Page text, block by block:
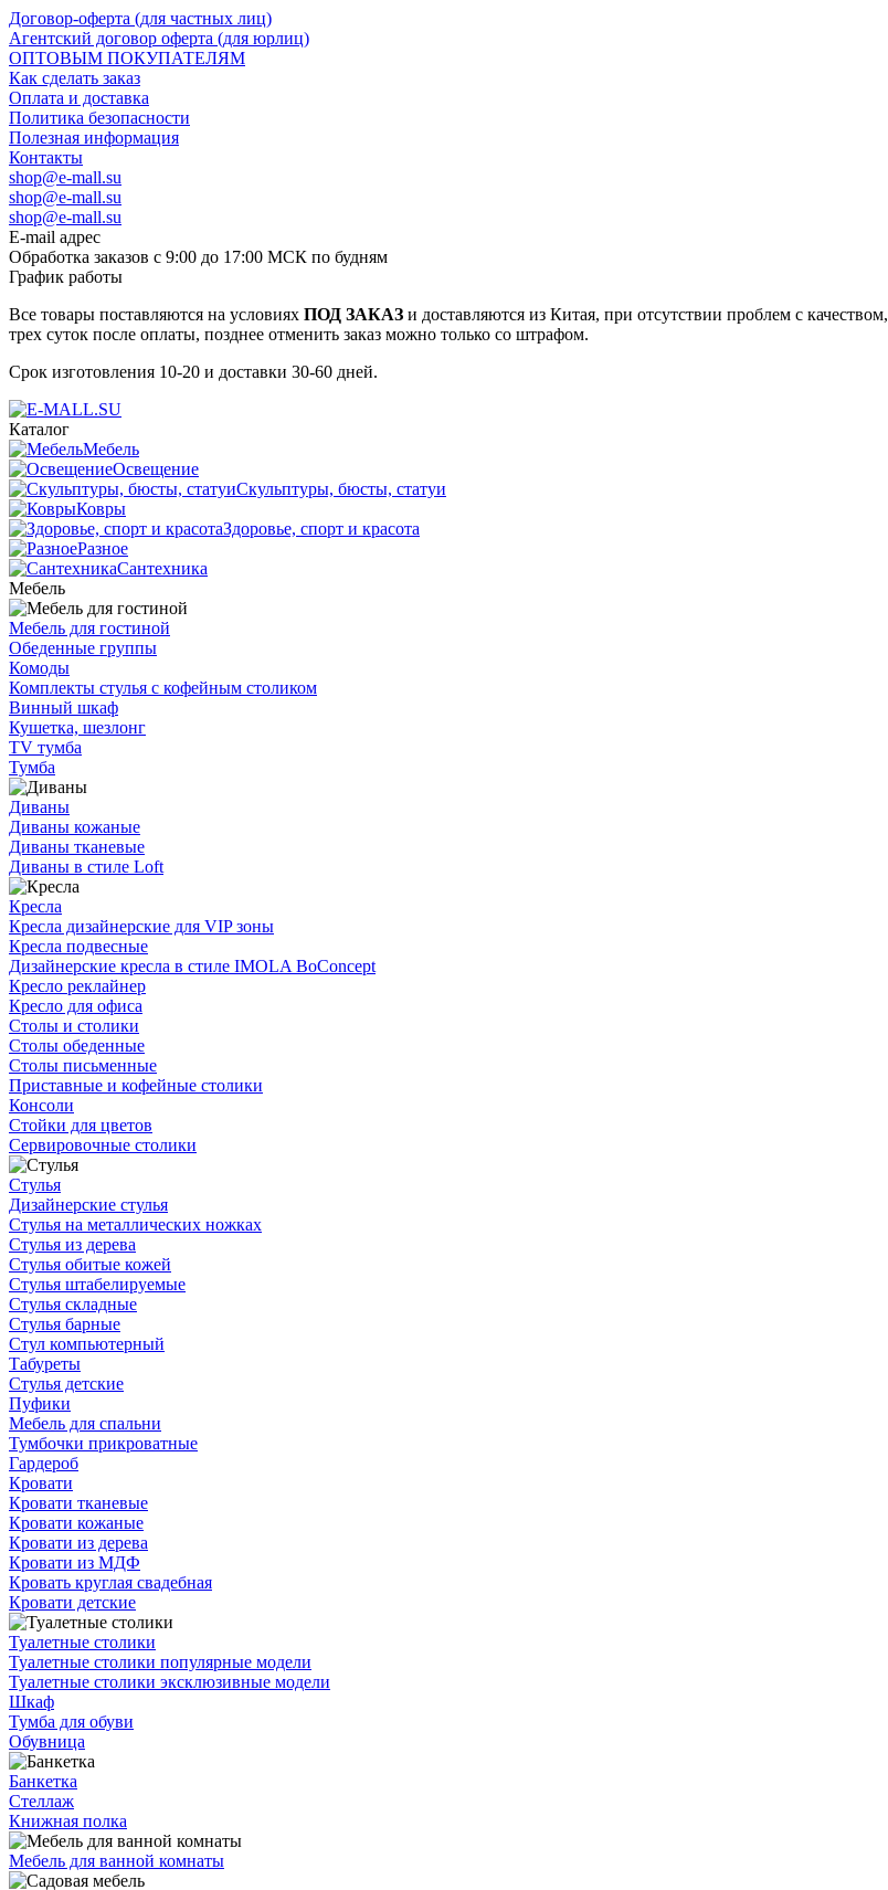
Договор-оферта (для частных лиц)
Агентский договор оферта (для юрлиц)
ОПТОВЫМ ПОКУПАТЕЛЯМ
Как сделать заказ
Оплата и доставка
Политика безопасности
Полезная информация
Контакты
shop@e-mall.su
shop@e-mall.su
shop@e-mall.su
E-mail адрес
Обработка заказов с 9:00 до 17:00 МСК по будням
График работы
Все товары поставляются на условиях ПОД ЗАКАЗ и доставляются из Китая, при отсутствии проблем с качеством,
трех суток после оплаты, позднее отменить заказ можно только со штрафом.
Срок изготовления 10-20 и доставки 30-60 дней.
Каталог
Мебель
Освещение
Скульптуры, бюсты, статуи
Ковры
Здоровье, спорт и красота
Разное
Сантехника
Мебель
Мебель для гостиной
Обеденные группы
Комоды
Комплекты стулья с кофейным столиком
Винный шкаф
Кушетка, шезлонг
TV тумба
Тумба
Диваны
Диваны кожаные
Диваны тканевые
Диваны в стиле Loft
Кресла
Кресла дизайнерские для VIP зоны
Кресла подвесные
Дизайнерские кресла в стиле IMOLA BoConcept
Кресло реклайнер
Кресло для офиса
Столы и столики
Столы обеденные
Столы письменные
Приставные и кофейные столики
Консоли
Стойки для цветов
Сервировочные столики
Стулья
Дизайнерские стулья
Стулья на металлических ножках
Стулья из дерева
Стулья обитые кожей
Стулья штабелируемые
Стулья складные
Стулья барные
Стул компьютерный
Табуреты
Стулья детские
Пуфики
Мебель для спальни
Тумбочки прикроватные
Гардероб
Кровати
Кровати тканевые
Кровати кожаные
Кровати из дерева
Кровати из МДФ
Кровать круглая свадебная
Кровати детские
Туалетные столики
Туалетные столики популярные модели
Туалетные столики эксклюзивные модели
Шкаф
Тумба для обуви
Обувница
Банкетка
Стеллаж
Книжная полка
Мебель для ванной комнаты